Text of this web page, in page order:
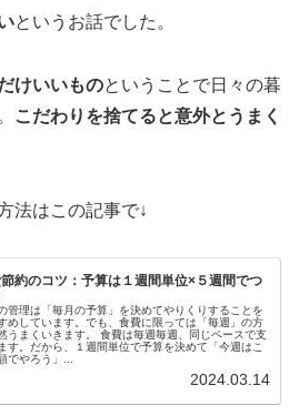
というお話でした。
けいいものということで日々の暮
こだわりを捨てると意外とうまく
法はこの記事で↓
約のコツ：予算は１週間単位×５週間でつ
管理は「毎月の予算」を決めてやりくりすることを
めしています。でも、食費に限っては「毎週」の方
うまくいきます。 食費は毎週毎週、同じペースで支
す。だから、１週間単位で予算を決めて「今週はこ
でやろう」...
2024.03.14